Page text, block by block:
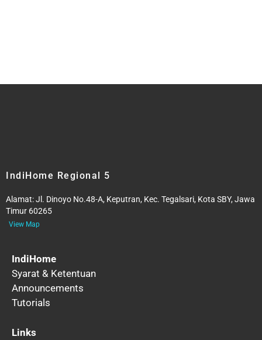
IndiHome Regional 5
Alamat:Jl. Dinoyo No.48-A, Keputran, Kec. Tegalsari, Kota SBY, Jawa
Timur 60265
View Map
IndiHome
Syarat & Ketentuan
Announcements
Tutorials
Links